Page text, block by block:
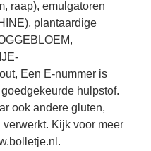
raap), emulgatoren
), plantaardige
,
Een E-nummer is
hulpstof.
ook andere gluten,
Kijk voor meer